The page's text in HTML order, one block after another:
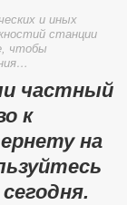
и иных
станции
чтобы
частный
к
на